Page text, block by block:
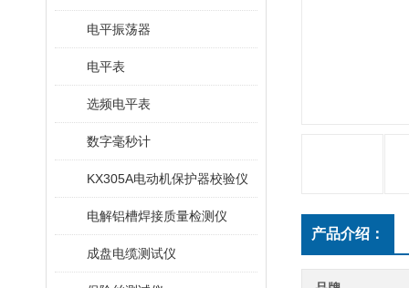
电平振荡器
电平表
选频电平表
数字毫秒计
KX305A电动机保护器校验仪
电解铝槽焊接质量检测仪
成盘电缆测试仪
产品介绍：